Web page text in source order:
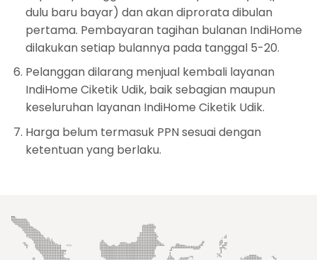
dulu baru bayar) dan akan diprorata dibulan
pertama. Pembayaran tagihan bulanan IndiHome
dilakukan setiap bulannya pada tanggal 5-20.
Pelanggan dilarang menjual kembali layanan
IndiHome Ciketik Udik, baik sebagian maupun
keseluruhan layanan IndiHome Ciketik Udik.
Harga belum termasuk PPN sesuai dengan
ketentuan yang berlaku.